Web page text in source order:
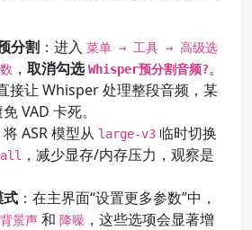
分割 ：进入 菜单 → 工具 → 高级选
， 取消勾选Whisper预分割音频?。
接让 Whisper 处理整段音频，某
VAD 卡死。
将 ASR 模型从 large-v3 临时切换
，减少显存/内存压力，观察是
式 ：在主界面“设置更多参数”中，
景声 和 降噪 ，这些选项会显著增